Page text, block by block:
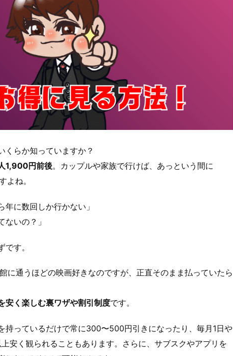
くらか知っていますか？
1,900円前後。カップルや家族で行けば、あっという間に
よね。
年に数回しか行かない」
ないの？」
す。
に通うほどの映画好きなのですが、正直そのまま払っていたら
安く楽しむ裏ワザや割引制度です。
持っているだけで常に300〜500円引きになったり、毎月1日や
安く観られることもあります。さらに、サブスクやアプリを